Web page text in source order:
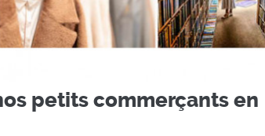
petits commerçants en